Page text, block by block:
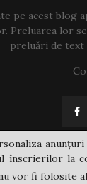
pe acest blog
Preluarea lor
preluări de text
înscrierilor
vor fi folosite